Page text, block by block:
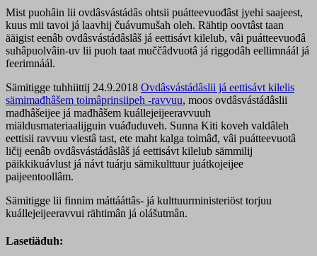
Mist puohâin lii ovdâsvástádâs ohtsii puátteevuođâst jyehi saajeest,
kuus mii tavoi já laavhij čuávumušah oleh. Rähtip oovtâst taan
ääigist eenâb ovdâsvástádâslâš já eettisávt kilelub, vâi puátteevuođâ
suhâpuolvâin-uv lii puoh taat muččâdvuotâ já riggodâh eellimnáál já
feerimnáál.
Sämitigge tuhhiittij 24.9.2018 Ovdâsvástádâslii já eettisávt kilelis
sämimađhâšem toimâprinsiipeh -ravvuu, moos ovdâsvástádâslii
mađhâšeijee já mađhâšem kuállejeijeeravvuuh
miäldusmateriaalijguin vuáđuduveh. Sunna Kiti koveh valdâleh
eettisii ravvuu viestâ tast, ete maht kalga toimâđ, vâi puátteevuotâ
ličij eenâb ovdâsvástádâslâš já eettisávt kilelub sämmilij
päikkikuávlust já návt tuárju sämikulttuur juátkojeijee
paijeentoollâm.
Sämitigge lii finnim máttááttâs- já kulttuurministeriöst torjuu
kuállejeijeeravvui rähtimân já olášutmân.
Lasetiäđuh: